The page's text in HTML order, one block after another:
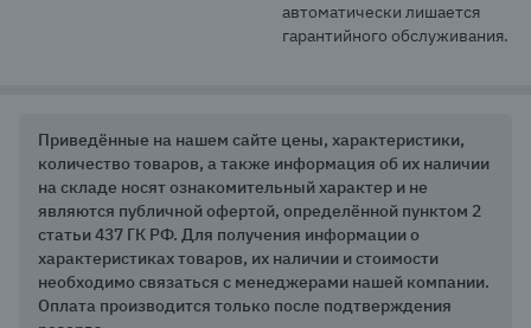
автоматически лишается
гарантийного обслуживания.
Приведённые на нашем сайте цены, характеристики,
количество товаров, а также информация об их наличии
на складе носят ознакомительный характер и не
являются публичной офертой, определённой пунктом 2
статьи 437 ГК РФ. Для получения информации о
характеристиках товаров, их наличии и стоимости
необходимо связаться с менеджерами нашей компании.
Оплата производится только после подтверждения